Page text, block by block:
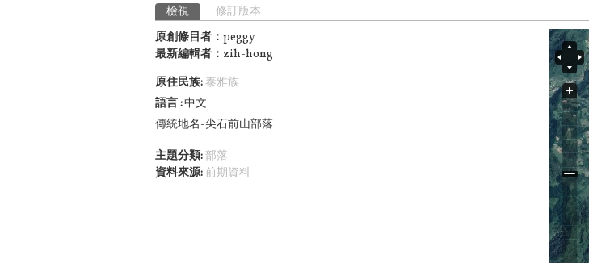
主要索引標籤
檢視 (作用中頁籤)
修訂版本
原創條目者： peggy
最新編輯者： zih-hong
原住民族: 泰雅族
語言 中文
傳統地名-尖石前山部落
主題分類:部落
資料來源:前期資料